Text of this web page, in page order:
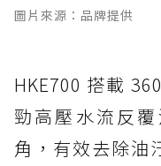
圖片來源：品牌提供
HKE700 搭載
勁高壓水流反
角，有效去除油